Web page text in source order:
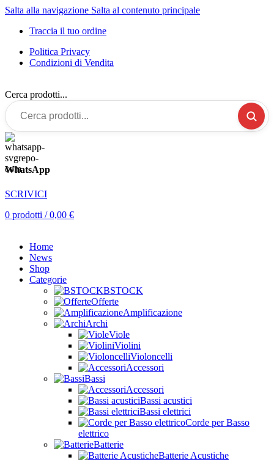
Salta alla navigazione Salta al contenuto principale
Traccia il tuo ordine
Politica Privacy
Condizioni di Vendita
Cerca prodotti...
WhatsApp
SCRIVICI
0 prodotti / 0,00 €
Home
News
Shop
Categorie
BSTOCK
Offerte
Amplificazione
Archi
Viole
Violini
Violoncelli
Accessori
Bassi
Accessori
Bassi acustici
Bassi elettrici
Corde per Basso
elettrico
Batterie
Batterie Acustiche